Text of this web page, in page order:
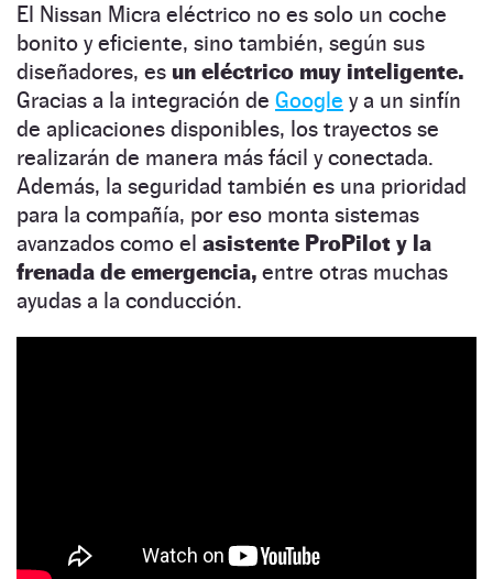
El Nissan Micra eléctrico no es solo un coche
bonito y eficiente, sino también, según sus
diseñadores, es un eléctrico muy inteligente.
Gracias a la integración de Google y a un sinfín
de aplicaciones disponibles, los trayectos se
realizarán de manera más fácil y conectada.
Además, la seguridad también es una prioridad
para la compañía, por eso monta sistemas
avanzados como el asistente ProPilot y la
frenada de emergencia, entre otras muchas
ayudas a la conducción.